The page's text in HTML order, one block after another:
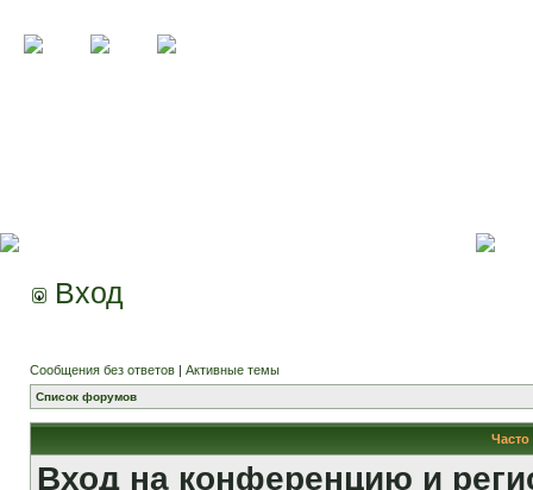
Вход
Сообщения без ответов | Активные темы
Список форумов
Вход на конференцию и